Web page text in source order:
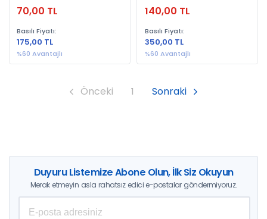
70,00 TL
Basılı Fiyatı:
175,00 TL
%60 Avantajlı
Şıktar
140,00 TL
Basılı Fiyatı:
350,00 TL
%60 Avantajlı
Önceki 1 Sonraki
Duyuru Listemize Abone Olun, İlk Siz Okuyun
Merak etmeyin asla rahatsız edici e-postalar göndermiyoruz.